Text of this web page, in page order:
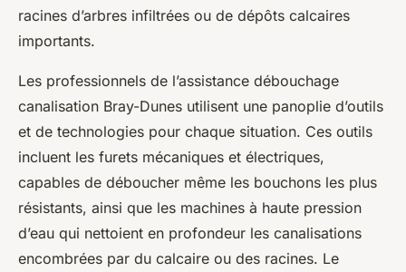
racines d’arbres infiltrées ou de dépôts calcaires
importants.
Les professionnels de l’assistance débouchage
canalisation Bray-Dunes utilisent une panoplie d’outils
et de technologies pour chaque situation. Ces outils
incluent les furets mécaniques et électriques,
capables de déboucher même les bouchons les plus
résistants, ainsi que les machines à haute pression
d’eau qui nettoient en profondeur les canalisations
encombrées par du calcaire ou des racines. Le